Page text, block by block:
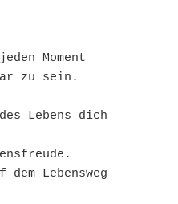
Moment
zu sein.
Lebens dich
Lebensweg